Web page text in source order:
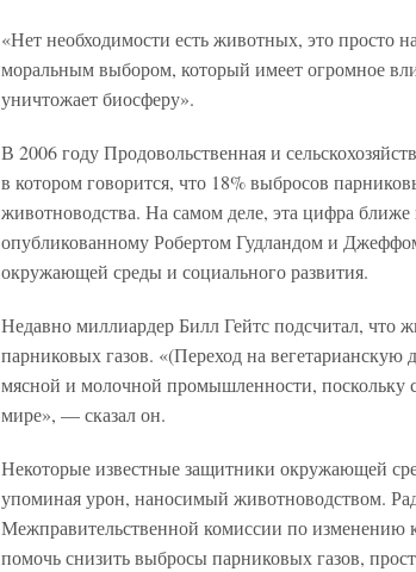
«Нет необходимости есть животных, это
моральным выбором, который имеет огромное
уничтожает биосферу».
В 2006 году Продовольственная и
в котором говорится, что 18% выбросов
животноводства. На самом деле, эта цифра ближе
опубликованному Робертом Гудландом и
окружающей среды и социального развития.
Недавно миллиардер Билл Гейтс подсчитал, что
парниковых газов. «(Переход на вегетарианскую
мясной и молочной промышленности, поскольку
мире», — сказал он.
Некоторые известные защитники окружающей
упоминая урон, наносимый животноводством.
Межправительственной комиссии по изменению
помочь снизить выбросы парниковых газов,